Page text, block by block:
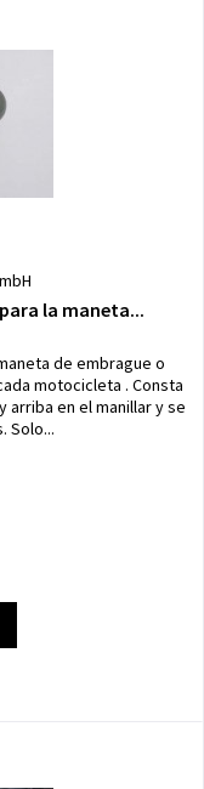
la maneta...
de embrague o
motocicleta . Consta
en el manillar y se
Solo...